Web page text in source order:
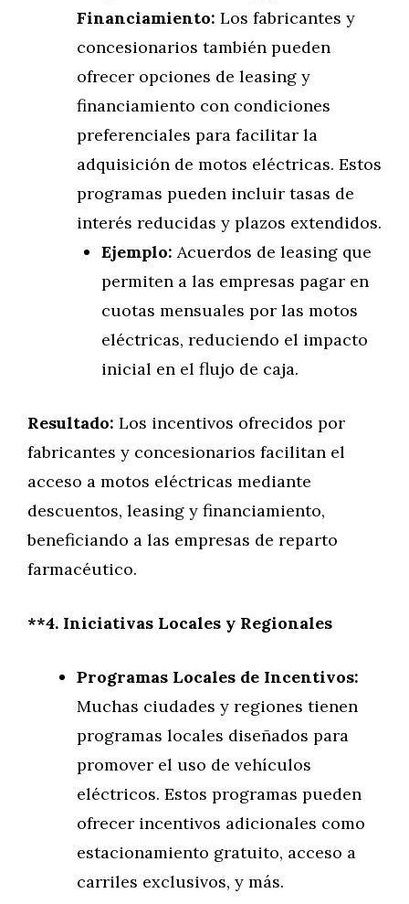
Financiamiento: Los fabricantes y
concesionarios también pueden
ofrecer opciones de leasing y
financiamiento con condiciones
preferenciales para facilitar la
adquisición de motos eléctricas. Estos
programas pueden incluir tasas de
interés reducidas y plazos extendidos.
Ejemplo: Acuerdos de leasing que
permiten a las empresas pagar en
cuotas mensuales por las motos
eléctricas, reduciendo el impacto
inicial en el flujo de caja.
Resultado: Los incentivos ofrecidos por
fabricantes y concesionarios facilitan el
acceso a motos eléctricas mediante
descuentos, leasing y financiamiento,
beneficiando a las empresas de reparto
farmacéutico.
**4. Iniciativas Locales y Regionales
Programas Locales de Incentivos:
Muchas ciudades y regiones tienen
programas locales diseñados para
promover el uso de vehículos
eléctricos. Estos programas pueden
ofrecer incentivos adicionales como
estacionamiento gratuito, acceso a
carriles exclusivos, y más.